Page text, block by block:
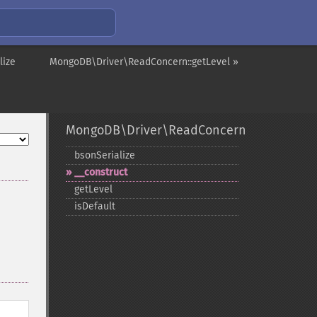
MongoDB\Driver\ReadConcern::getLevel »
MongoDB\Driver\ReadConcern
bsonSerialize
_​_​construct
getLevel
isDefault